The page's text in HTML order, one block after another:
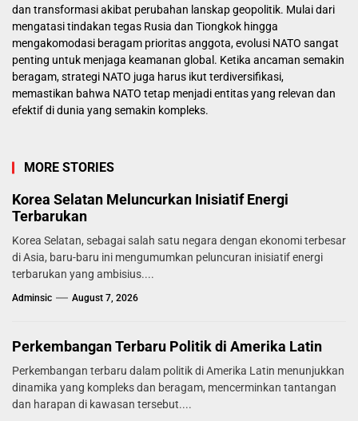
dan transformasi akibat perubahan lanskap geopolitik. Mulai dari
mengatasi tindakan tegas Rusia dan Tiongkok hingga
mengakomodasi beragam prioritas anggota, evolusi NATO sangat
penting untuk menjaga keamanan global. Ketika ancaman semakin
beragam, strategi NATO juga harus ikut terdiversifikasi,
memastikan bahwa NATO tetap menjadi entitas yang relevan dan
efektif di dunia yang semakin kompleks.
MORE STORIES
Korea Selatan Meluncurkan Inisiatif Energi
Terbarukan
Korea Selatan, sebagai salah satu negara dengan ekonomi terbesar
di Asia, baru-baru ini mengumumkan peluncuran inisiatif energi
terbarukan yang ambisius....
Adminsic August 7, 2026
Perkembangan Terbaru Politik di Amerika Latin
Perkembangan terbaru dalam politik di Amerika Latin menunjukkan
dinamika yang kompleks dan beragam, mencerminkan tantangan
dan harapan di kawasan tersebut....